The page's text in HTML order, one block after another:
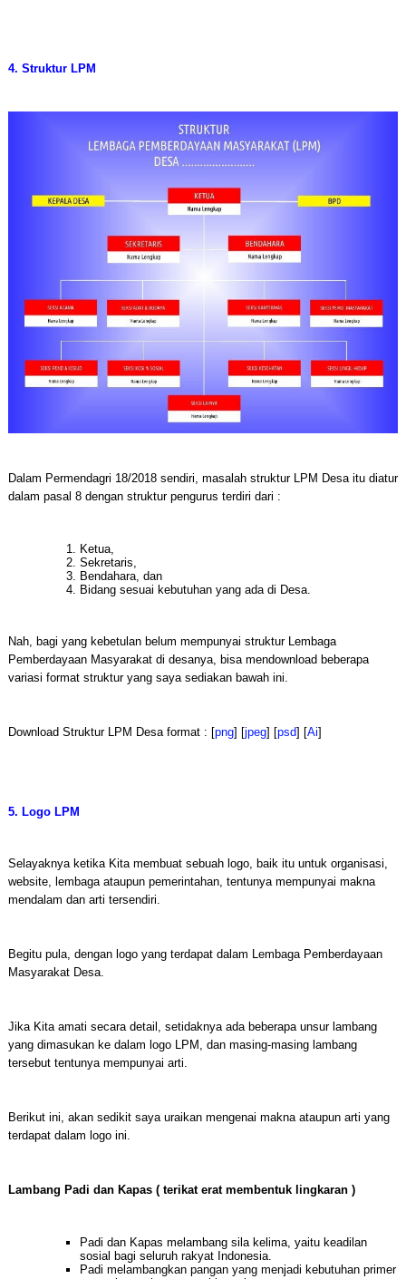
4. Struktur LPM
Dalam Permendagri 18/2018 sendiri, masalah struktur LPM Desa itu diatur
dalam pasal 8 dengan struktur pengurus terdiri dari :
Ketua,
Sekretaris,
Bendahara, dan
Bidang sesuai kebutuhan yang ada di Desa.
Nah, bagi yang kebetulan belum mempunyai struktur Lembaga
Pemberdayaan Masyarakat di desanya, bisa mendownload beberapa
variasi format struktur yang saya sediakan bawah ini.
Download Struktur LPM Desa format : [png] [jpeg] [psd] [Ai]
5. Logo LPM
Selayaknya ketika Kita membuat sebuah logo, baik itu untuk organisasi,
website, lembaga ataupun pemerintahan, tentunya mempunyai makna
mendalam dan arti tersendiri.
Begitu pula, dengan logo yang terdapat dalam Lembaga Pemberdayaan
Masyarakat Desa.
Jika Kita amati secara detail, setidaknya ada beberapa unsur lambang
yang dimasukan ke dalam logo LPM, dan masing-masing lambang
tersebut tentunya mempunyai arti.
Berikut ini, akan sedikit saya uraikan mengenai makna ataupun arti yang
terdapat dalam logo ini.
Lambang Padi dan Kapas ( terikat erat membentuk lingkaran )
Padi dan Kapas melambang sila kelima, yaitu keadilan
sosial bagi seluruh rakyat Indonesia.
Padi melambangkan pangan yang menjadi kebutuhan primer